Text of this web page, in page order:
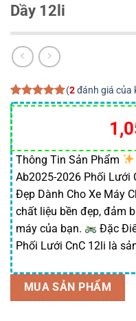
Dầy 12li
5.00trên 5
dựa trên
2
đánh giá
(2đánh giá của
Thông Tin Sản Phẩm
Ab2025-2026 Phối Lưới
Đẹp Dành Cho Xe Máy
chất liệu bền đẹp, đảm
máy của bạn.
Đặc
Phối Lưới CnC 12li là
MUA SẢN PHẨM